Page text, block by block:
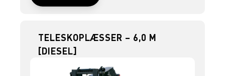
TELESKOPLÆSSER – 6,0 M
[DIESEL]